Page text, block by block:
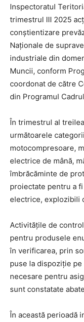
Inspectoratul
trimestrul III 2025
conștientizare
Naționale de
industriale din
Muncii, conform
coordonat de către
din Programul
În trimestrul al
următoarele
motocompresoare,
electrice de mână,
îmbrăcăminte de
proiectate pentru a
electrice, explozibili
Activitățile de
pentru produsele
în verificarea, prin
puse la dispoziție
necesare pentru
sunt constatate
În această perioadă